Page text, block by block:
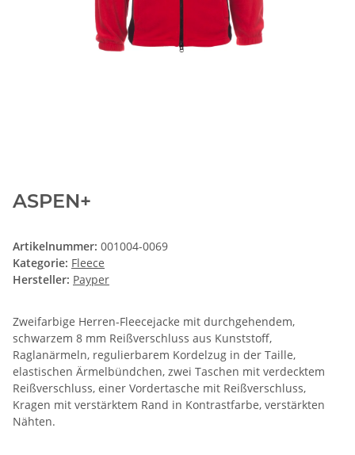
ASPEN+
Artikelnummer: 001004-0069
Kategorie: Fleece
Hersteller: Payper
Zweifarbige Herren-Fleecejacke mit durchgehendem,
schwarzem 8 mm Reißverschluss aus Kunststoff,
Raglanärmeln, regulierbarem Kordelzug in der Taille,
elastischen Ärmelbündchen, zwei Taschen mit verdecktem
Reißverschluss, einer Vordertasche mit Reißverschluss,
Kragen mit verstärktem Rand in Kontrastfarbe, verstärkten
Nähten.